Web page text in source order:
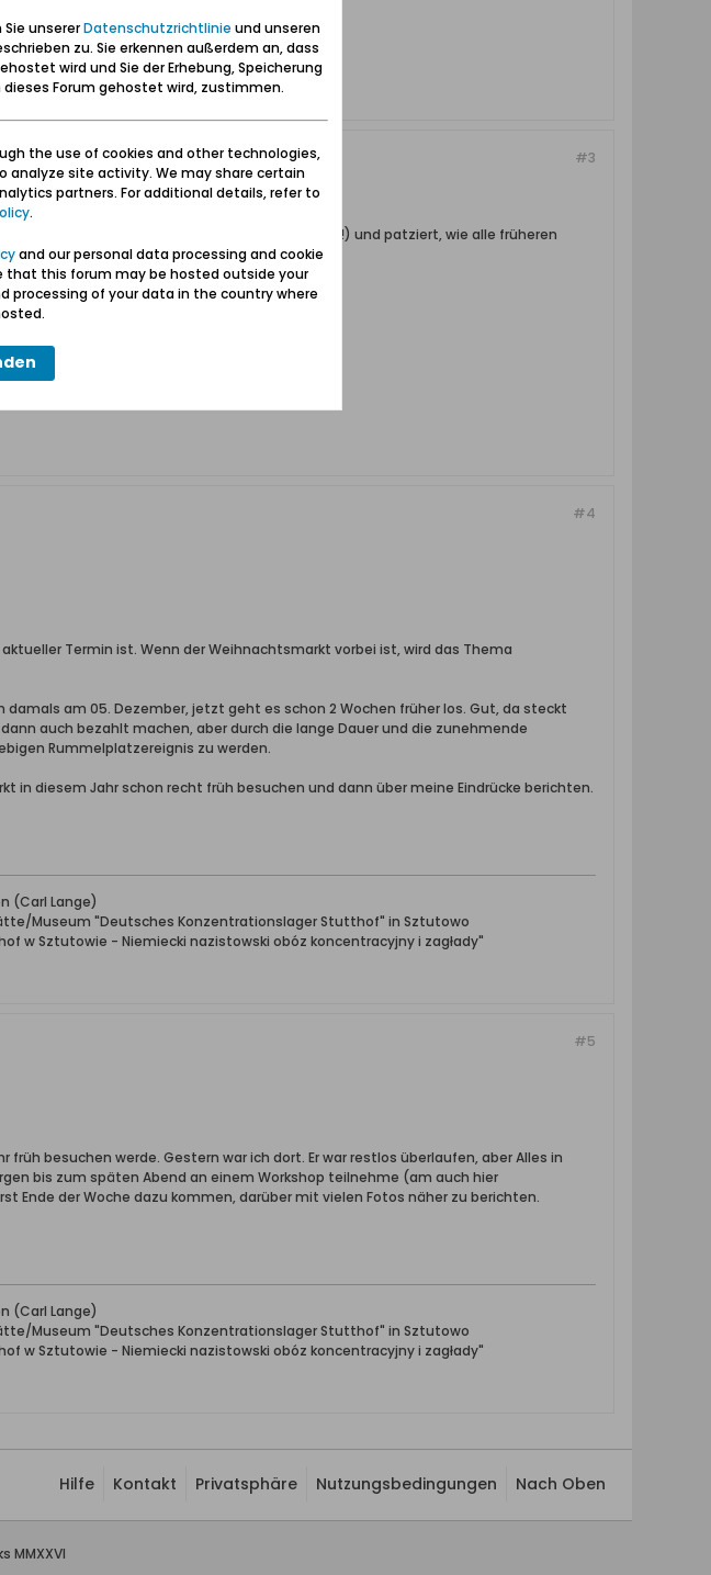
#3
"Weihnachten 2015" mit damals 32 Beiträgen (!) und patziert, wie alle früheren
Stadt".
#4
Termin ist. Wenn der Weihnachtsmarkt vorbei ist, wird das Thema
am 05. Dezember, jetzt geht es schon 2 Wochen früher los. Gut, da steckt
auch bezahlt machen, aber durch die lange Dauer und die zunehmende
Rummelplatzereignis zu werden.
in diesem Jahr schon recht früh besuchen und dann über meine Eindrücke berichten.
(Carl Lange)
Museum "Deutsches Konzentrationslager Stutthof" in Sztutowo
w Sztutowie - Niemiecki nazistowski obóz koncentracyjny i zagłady"
#5
besuchen werde. Gestern war ich dort. Er war restlos überlaufen, aber Alles in
bis zum späten Abend an einem Workshop teilnehme (am auch hier
Ende der Woche dazu kommen, darüber mit vielen Fotos näher zu berichten.
(Carl Lange)
Museum "Deutsches Konzentrationslager Stutthof" in Sztutowo
w Sztutowie - Niemiecki nazistowski obóz koncentracyjny i zagłady"
Hilfe Kontakt Privatsphäre Nutzungsbedingungen Nach Oben
MMXXVI
unsererDatenschutzrichtlinie und unseren
zu. Sie erkennen außerdem an, dass
wird und Sie der Erhebung, Speicherung
Forum gehostet wird, zustimmen.
the use of cookies and other technologies,
analyze site activity. We may share certain
partners. For additional details, refer to
.
and our personal data processing and cookie
that this forum may be hosted outside your
processing of your data in the country where